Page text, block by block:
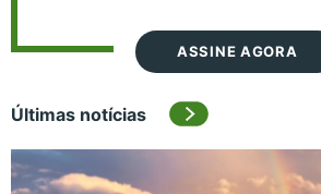
ASSINE AGORA
Últimas notícias